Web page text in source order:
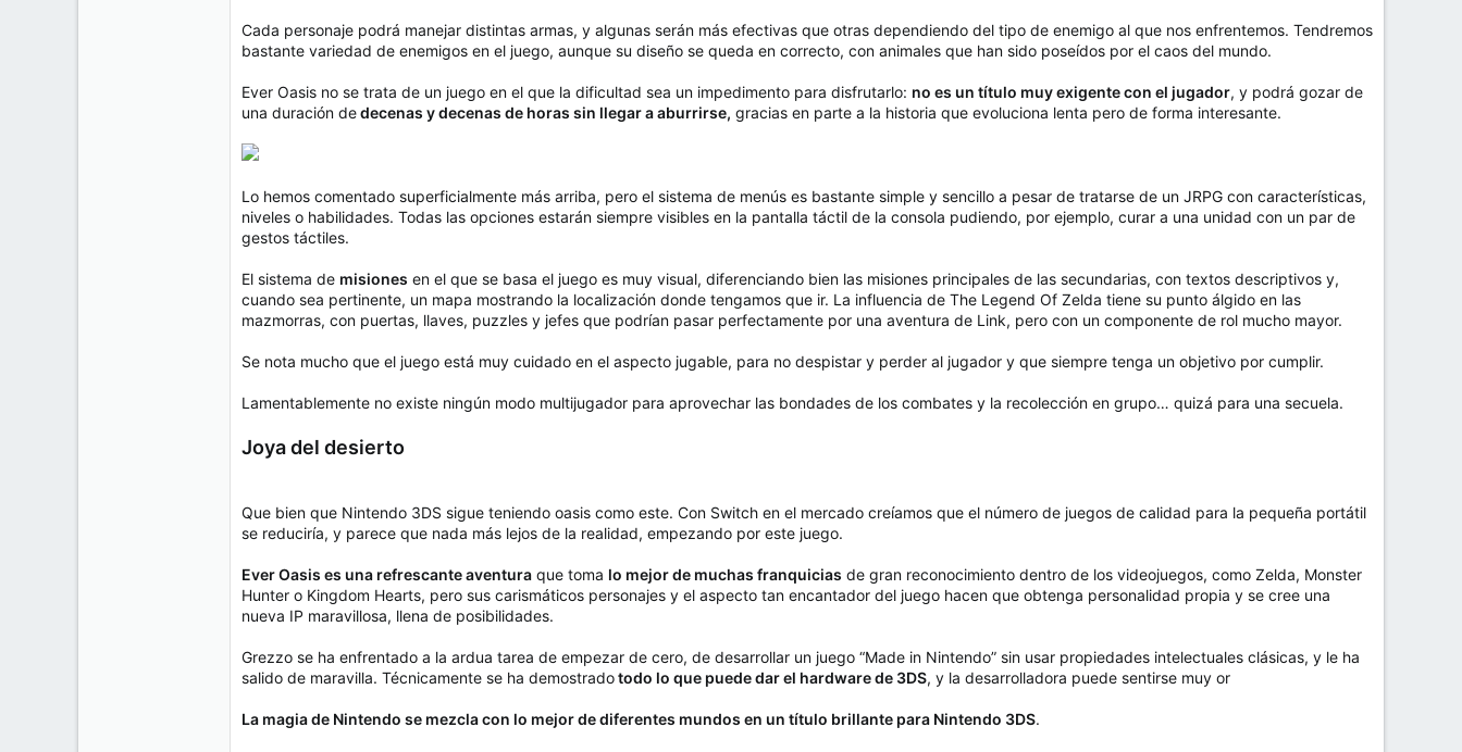
Cada personaje podrá manejar distintas armas, y algunas serán más efectivas que otras dependiendo del tipo de enemigo al que nos enfrentemos. Tendremos
bastante variedad de enemigos en el juego, aunque su diseño se queda en correcto, con animales que han sido poseídos por el caos del mundo.
Ever Oasis no se trata de un juego en el que la dificultad sea un impedimento para disfrutarlo: no es un título muy exigente con el jugador, y podrá gozar de
una duración dedecenas y decenas de horas sin llegar a aburrirse, gracias en parte a la historia que evoluciona lenta pero de forma interesante.
Lo hemos comentado superficialmente más arriba, pero el sistema de menús es bastante simple y sencillo a pesar de tratarse de un JRPG con características,
niveles o habilidades. Todas las opciones estarán siempre visibles en la pantalla táctil de la consola pudiendo, por ejemplo, curar a una unidad con un par de
gestos táctiles.
El sistema de misiones en el que se basa el juego es muy visual, diferenciando bien las misiones principales de las secundarias, con textos descriptivos y,
cuando sea pertinente, un mapa mostrando la localización donde tengamos que ir. La influencia de The Legend Of Zelda tiene su punto álgido en las
mazmorras, con puertas, llaves, puzzles y jefes que podrían pasar perfectamente por una aventura de Link, pero con un componente de rol mucho mayor.
Se nota mucho que el juego está muy cuidado en el aspecto jugable, para no despistar y perder al jugador y que siempre tenga un objetivo por cumplir.
Lamentablemente no existe ningún modo multijugador para aprovechar las bondades de los combates y la recolección en grupo… quizá para una secuela.
Joya del desierto
Que bien que Nintendo 3DS sigue teniendo oasis como este. Con Switch en el mercado creíamos que el número de juegos de calidad para la pequeña portátil
se reduciría, y parece que nada más lejos de la realidad, empezando por este juego.
Ever Oasis es una refrescante aventura que toma lo mejor de muchas franquicias de gran reconocimiento dentro de los videojuegos, como Zelda, Monster
Hunter o Kingdom Hearts, pero sus carismáticos personajes y el aspecto tan encantador del juego hacen que obtenga personalidad propia y se cree una
nueva IP maravillosa, llena de posibilidades.
Grezzo se ha enfrentado a la ardua tarea de empezar de cero, de desarrollar un juego “Made in Nintendo” sin usar propiedades intelectuales clásicas, y le ha
salido de maravilla. Técnicamente se ha demostradotodo lo que puede dar el hardware de 3DS, y la desarrolladora puede sentirse muy or
La magia de Nintendo se mezcla con lo mejor de diferentes mundos en un título brillante para Nintendo 3DS.